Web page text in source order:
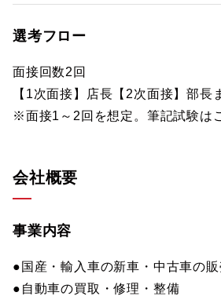
選考フロー
面接回数2回
【1次面接】店長【2次面接】部長
※面接1～2回を想定。筆記試験は
会社概要
事業内容
●国産・輸入車の新車・中古車の販
●自動車の買取・修理・整備